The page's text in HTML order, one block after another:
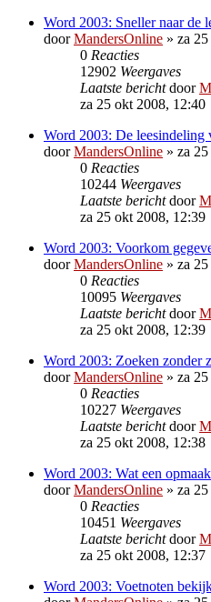
Word 2003: Sneller naar de
doorMandersOnline » za
0 Reacties
12902 Weergaves
Laatste berichtdoor
za 25 okt 2008, 12:40
Word 2003: De leesindeling
doorMandersOnline » za
0 Reacties
10244 Weergaves
Laatste berichtdoor
za 25 okt 2008, 12:39
Word 2003: Voorkom
doorMandersOnline » za
0 Reacties
10095 Weergaves
Laatste berichtdoor
za 25 okt 2008, 12:39
Word 2003: Zoeken zonder
doorMandersOnline » za
0 Reacties
10227 Weergaves
Laatste berichtdoor
za 25 okt 2008, 12:38
Word 2003: Wat een
doorMandersOnline » za
0 Reacties
10451 Weergaves
Laatste berichtdoor
za 25 okt 2008, 12:37
Word 2003: Voetnoten